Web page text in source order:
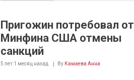
Пригожин потребовал от
Минфина США отмены
санкций
5 лет 1 месяц назад By Камаева Анна